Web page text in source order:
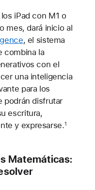
iPad con M1 o
mes, dará inicio al
, el sistema
combina la
con el
una inteligencia
para los
podrán disfrutar
escritura,
y expresarse.1
Matemáticas: